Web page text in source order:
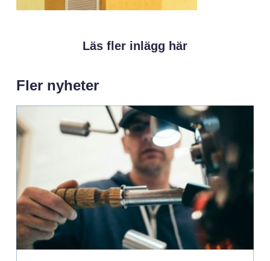
Läs fler inlägg här
Fler nyheter